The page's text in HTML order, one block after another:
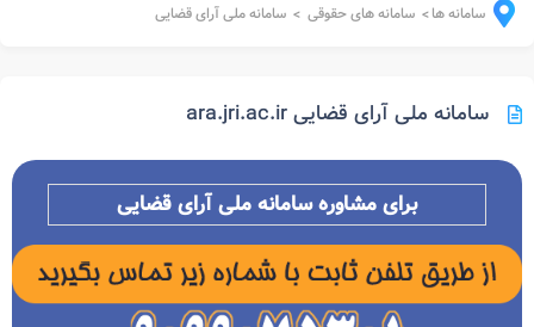
سامانه ها> سامانه های حقوقی > سامانه ملی آرای قضایی
سامانه ملی آرای قضایی ara.jri.ac.ir
برای مشاوره سامانه ملی آرای قضایی